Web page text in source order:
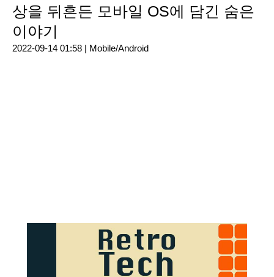
상을 뒤흔든 모바일 OS에 담긴 숨은
이야기
2022-09-14 01:58 | Mobile/Android